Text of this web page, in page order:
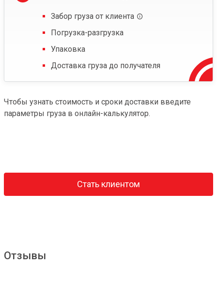
Забор груза от клиента
Погрузка-разгрузка
Упаковка
Доставка груза до получателя
Чтобы узнать стоимость и сроки доставки введите
параметры груза в онлайн-калькулятор.
Стать клиентом
Отзывы